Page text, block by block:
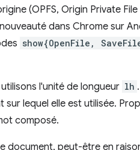
(OPFS, Origin Private
dans Chrome sur
show{OpenFile,
l'unité de longueur lh
lequel elle est utilisée.
composé.
document, peut-être en